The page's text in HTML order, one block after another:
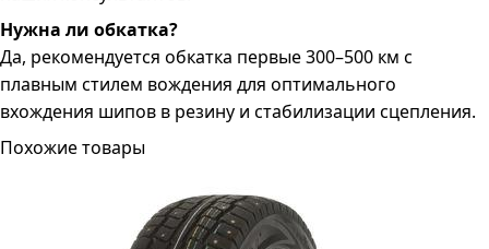
Нужна ли обкатка?
Да, рекомендуется обкатка первые 300–500 км с
плавным стилем вождения для оптимального
вхождения шипов в резину и стабилизации сцепления.
Похожие товары